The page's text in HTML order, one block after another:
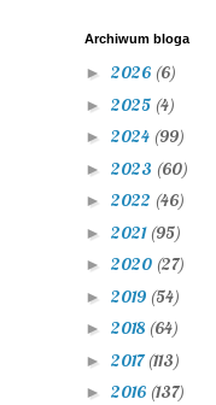
Archiwum bloga
► 2026 (6)
► 2025 (4)
► 2024 (99)
► 2023 (60)
► 2022 (46)
► 2021 (95)
► 2020 (27)
► 2019 (54)
► 2018 (64)
► 2017(113)
► 2016 (137)